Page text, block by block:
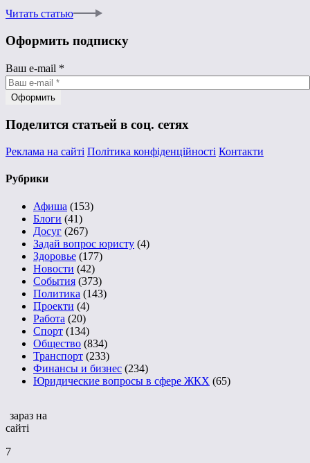
Читать статью
Оформить подписку
Ваш e-mail *
Поделится статьей в соц. сетях
Реклама на сайті Політика конфіденційності Контакти
Рубрики
Афиша (153)
Блоги (41)
Досуг (267)
Задай вопрос юристу (4)
Здоровье (177)
Новости (42)
События (373)
Политика (143)
Проекти (4)
Работа (20)
Спорт (134)
Общество (834)
Транспорт (233)
Финансы и бизнес (234)
Юридические вопросы в сфере ЖКХ (65)
зараз на
сайті
7